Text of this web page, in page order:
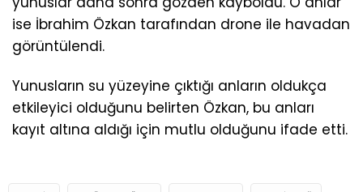
ise İbrahim Özkan tarafından drone ile havadan
görüntülendi.
Yunusların su yüzeyine çıktığı anların oldukça
etkileyici olduğunu belirten Özkan, bu anları
kayıt altına aldığı için mutlu olduğunu ifade etti.